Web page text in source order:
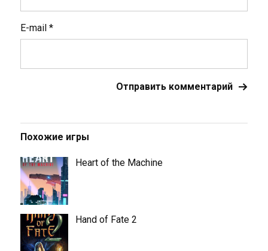
E-mail *
Похожие игры
Heart of the Machine
Hand of Fate 2